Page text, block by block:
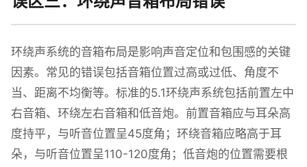
环绕声系统的音箱布局是影响声音定位和包围感的关键
因素。常见的错误包括音箱位置过高或过低、角度不
当、距离不均衡等。标准的5.1环绕声系统包括前置左中
右音箱、环绕左右音箱和低音炮。前置音箱应与耳朵高
度持平，与听音位置呈45度角；环绕音箱应略高于耳
朵，与听音位置呈110-120度角；低音炮的位置需要根